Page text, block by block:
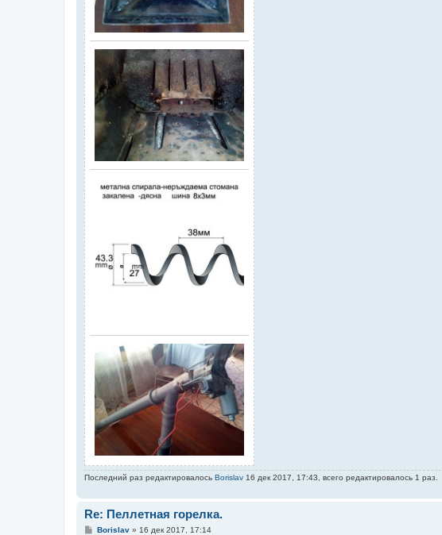
Последний раз редактировалось Borislav 16 дек 2017, 17:43, всего редактировалось 1 раз.
Re: Пеллетная горелка.
СBorislav» 16 дек 2017, 17:14